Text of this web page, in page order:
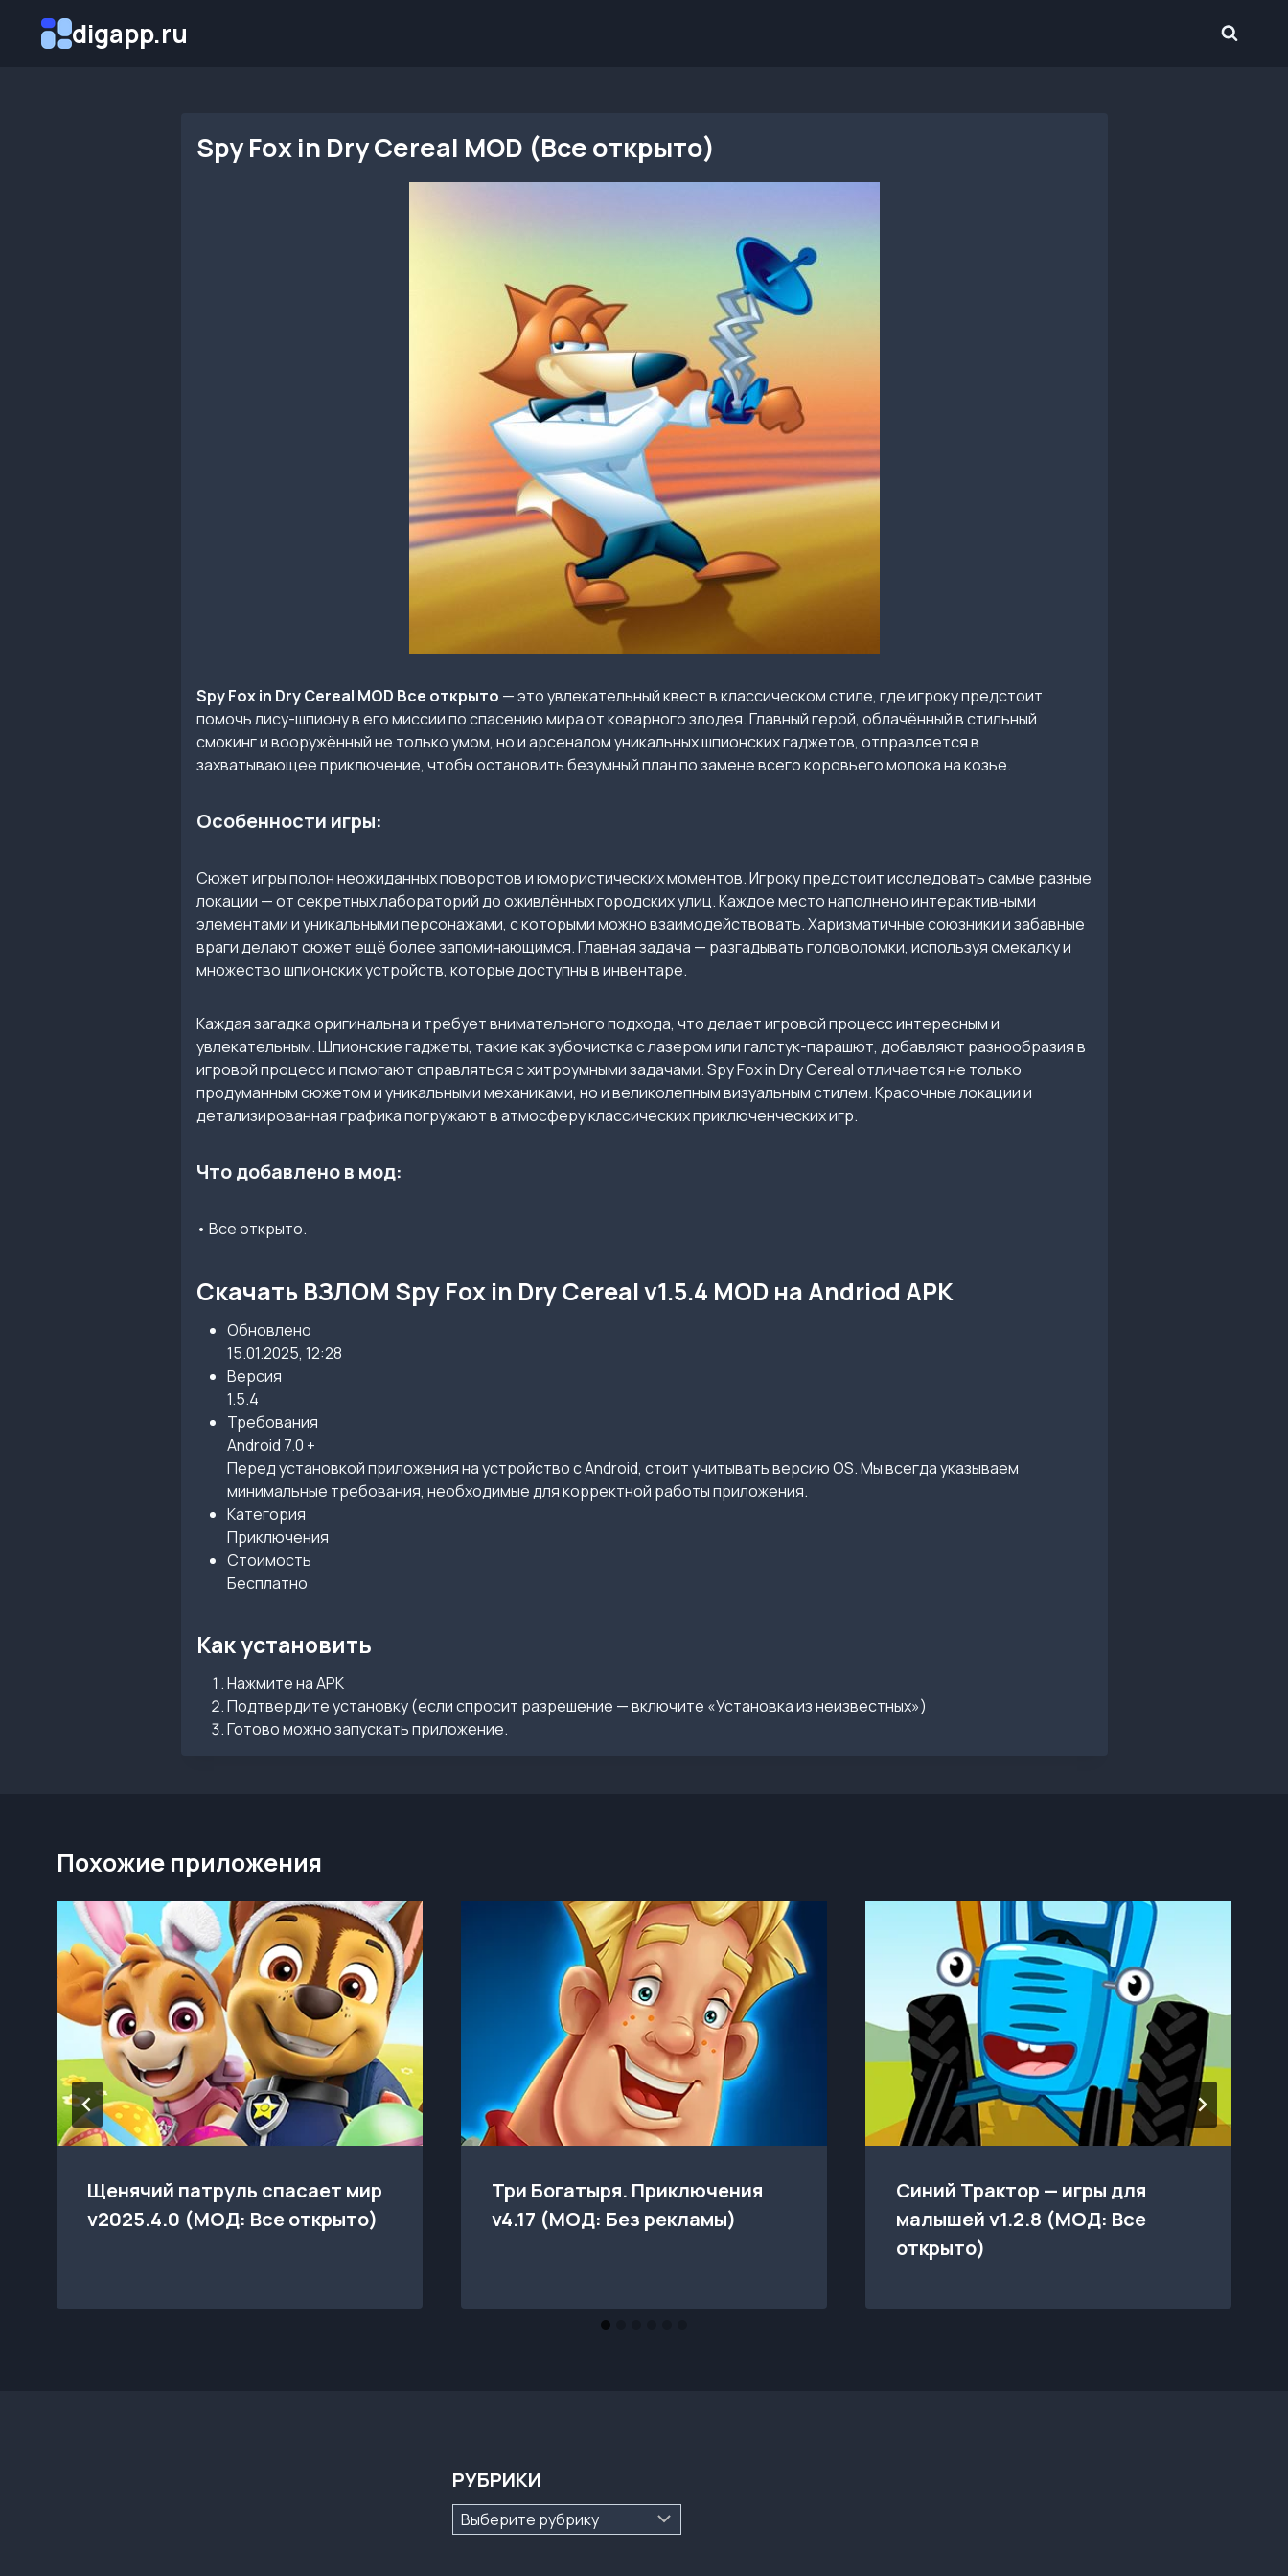
digapp.ru
Spy Fox in Dry Cereal MOD (Все открыто)
Spy Fox in Dry Cereal MOD Все открыто — это увлекательный квест в классическом стиле, где игроку предстоит
помочь лису-шпиону в его миссии по спасению мира от коварного злодея. Главный герой, облачённый в стильный
смокинг и вооружённый не только умом, но и арсеналом уникальных шпионских гаджетов, отправляется в
захватывающее приключение, чтобы остановить безумный план по замене всего коровьего молока на козье.
Особенности игры:
Сюжет игры полон неожиданных поворотов и юмористических моментов. Игроку предстоит исследовать самые разные
локации — от секретных лабораторий до оживлённых городских улиц. Каждое место наполнено интерактивными
элементами и уникальными персонажами, с которыми можно взаимодействовать. Харизматичные союзники и забавные
враги делают сюжет ещё более запоминающимся. Главная задача — разгадывать головоломки, используя смекалку и
множество шпионских устройств, которые доступны в инвентаре.
Каждая загадка оригинальна и требует внимательного подхода, что делает игровой процесс интересным и
увлекательным. Шпионские гаджеты, такие как зубочистка с лазером или галстук-парашют, добавляют разнообразия в
игровой процесс и помогают справляться с хитроумными задачами. Spy Fox in Dry Cereal отличается не только
продуманным сюжетом и уникальными механиками, но и великолепным визуальным стилем. Красочные локации и
детализированная графика погружают в атмосферу классических приключенческих игр.
Что добавлено в мод:
• Все открыто.
Скачать ВЗЛОМ Spy Fox in Dry Cereal v1.5.4 MOD на Andriod APK
Обновлено
15.01.2025, 12:28
Версия
1.5.4
Требования
Android 7.0 +
Перед установкой приложения на устройство с Android, стоит учитывать версию OS. Мы всегда указываем
минимальные требования, необходимые для корректной работы приложения.
Категория
Приключения
Стоимость
Бесплатно
Как установить
Нажмите на APK
Подтвердите установку (если спросит разрешение — включите «Установка из неизвестных»)
Готово можно запускать приложение.
Похожие приложения
Щенячий патруль спасает мир
v2025.4.0 (МОД: Все открыто)
Три Богатыря. Приключения
v4.17 (МОД: Без рекламы)
Синий Трактор — игры для
малышей v1.2.8 (МОД: Все
открыто)
РУБРИКИ
Рубрики